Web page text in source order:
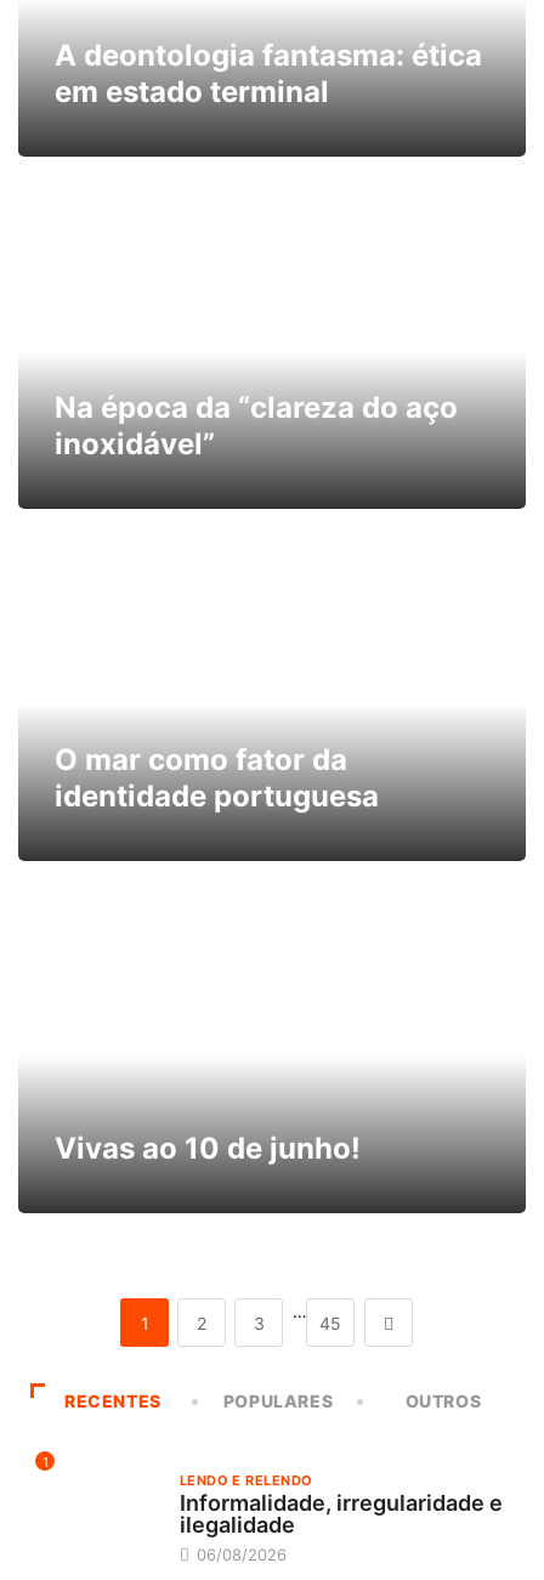
A deontologia fantasma: ética
em estado terminal
Na época da “clareza do aço
inoxidável”
O mar como fator da
identidade portuguesa
Vivas ao 10 de junho!
1 2 3
…
45
RECENTES POPULARES OUTROS
1
LENDO E RELENDO
Informalidade, irregularidade e
ilegalidade
06/08/2026